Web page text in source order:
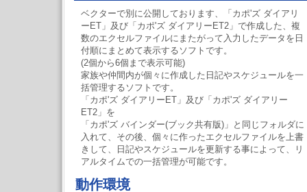
ベクターで別に公開しております、「カポ'ズ ダイアリ
ーET」及び「カポ'ズ ダイアリーET2」で作成した、複
数のエクセルファイルにまたがって入力したデータを日
付順にまとめて表示するソフトです。
(2個から6個まで表示可能)
家族や仲間内が個々に作成した日記やスケジュールを一
括管理するソフトです。
「カポ'ズ ダイアリーET」及び「カポ'ズ ダイアリー
ET2」を
「カポ'ズ バインダー(ブック共有版)」と同じフォルダに
入れて、その後、個々に作ったエクセルファイルを上書
きして、日記やスケジュールを更新する事によって、リ
アルタイムでの一括管理が可能です。
動作環境